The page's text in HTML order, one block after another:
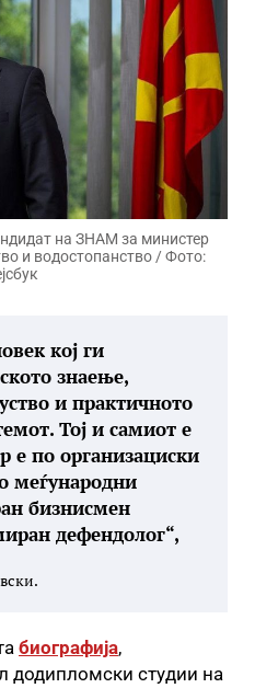
на ЗНАМ за министер
и водостопанство / Фото:
кој ги
знаење,
и практичното
Тој и самиот е
е по организациски
меѓународни
бизнисмен
дефендолог“,
биографија,
студии на